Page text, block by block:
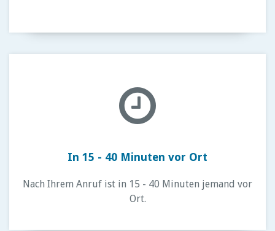
In 15 - 40 Minuten vor Ort
Nach Ihrem Anruf ist in 15 - 40 Minuten jemand vor
Ort.